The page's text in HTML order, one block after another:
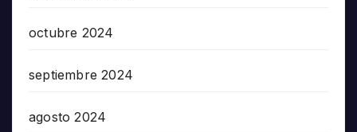
octubre 2024
septiembre 2024
agosto 2024